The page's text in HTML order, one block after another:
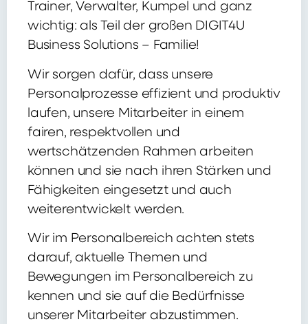
Trainer, Verwalter, Kumpel und ganz
wichtig: als Teil der großen DIGIT4U
Business Solutions – Familie!
Wir sorgen dafür, dass unsere
Personalprozesse effizient und produktiv
laufen, unsere Mitarbeiter in einem
fairen, respektvollen und
wertschätzenden Rahmen arbeiten
können und sie nach ihren Stärken und
Fähigkeiten eingesetzt und auch
weiterentwickelt werden.
Wir im Personalbereich achten stets
darauf, aktuelle Themen und
Bewegungen im Personalbereich zu
kennen und sie auf die Bedürfnisse
unserer Mitarbeiter abzustimmen.